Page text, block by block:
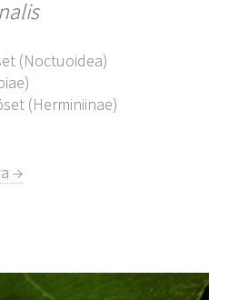
(Noctuoidea)
(Herminiinae)
→